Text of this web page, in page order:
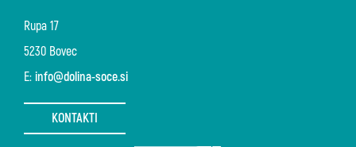
Rupa 17
5230 Bovec
E: info@dolina-soce.si
KONTAKTI